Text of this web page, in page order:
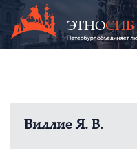
Виллие Я. В.